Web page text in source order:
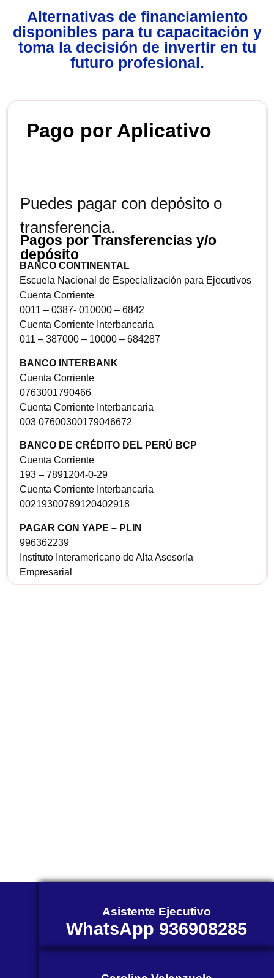
Alternativas de financiamiento
disponibles para tu capacitación y
toma la decisión de invertir en tu
futuro profesional.
Pago por Aplicativo
Puedes pagar con depósito o
transferencia.
BANCO CONTINENTAL
Escuela Nacional de Especialización para Ejecutivos
Cuenta Corriente
0011 – 0387- 010000 – 6842
Cuenta Corriente Interbancaria
011 – 387000 – 10000 – 684287
BANCO INTERBANK
Cuenta Corriente
0763001790466
Cuenta Corriente Interbancaria
003 07600300179046672
BANCO DE CRÉDITO DEL PERÚ BCP
Cuenta Corriente
193 – 7891204-0-29
Cuenta Corriente Interbancaria
00219300789120402918
PAGAR CON YAPE – PLIN
996362239
Instituto Interamericano de Alta Asesoría
Empresarial
Pagos por Transferencias y/o
depósito
Asistente Ejecutivo
WhatsApp 936908285